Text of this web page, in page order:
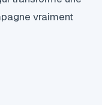
vraiment